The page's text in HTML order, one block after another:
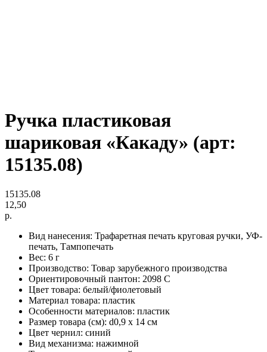
Ручка пластиковая
шариковая «Какаду» (арт:
15135.08)
15135.08
12,50
р.
Вид нанесения: Трафаретная печать круговая ручки, УФ-
печать, Тампопечать
Вес: 6 г
Производство: Товар зарубежного производства
Ориентировочный пантон: 2098 C
Цвет товара: белый/фиолетовый
Материал товара: пластик
Особенности материалов: пластик
Размер товара (см): d0,9 х 14 см
Цвет чернил: синий
Вид механизма: нажимной